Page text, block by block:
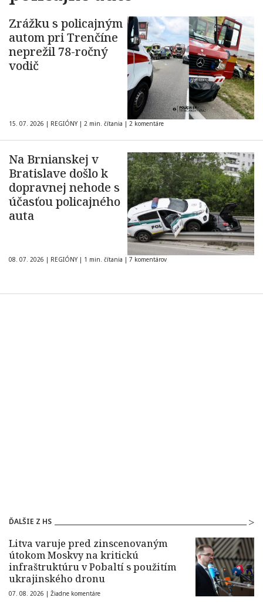
Zrážku s policajným
autom pri Trenčíne
neprežil 78-ročný
vodič
15. 07. 2026 | REGIÓNY | 2 min. čítania | 2 komentáre
Na Brnianskej v
Bratislave došlo k
dopravnej nehode s
účasťou policajného
auta
08. 07. 2026 | REGIÓNY | 1 min. čítania | 7 komentárov
ĎALŠIE Z HS
Litva varuje pred zinscenovaným
útokom Moskvy na kritickú
infraštruktúru v Pobaltí s použitím
ukrajinského dronu
07. 08. 2026 | Žiadne komentáre